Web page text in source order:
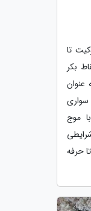
تا
بکر
موج
حرفه